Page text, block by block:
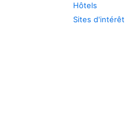
Hôtels
Sites d'intérêt